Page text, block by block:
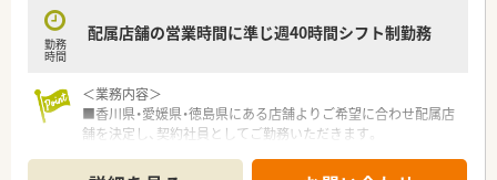
勤務
時間
配属店舗の営業時間に準じ週40時間シフト制勤務
＜業務内容＞
■香川県・愛媛県・徳島県にある店舗よりご希望に合わせ配属店
舗を決定し、契約社員としてご勤務いただきます。
■管理薬剤師としてご勤務いただける方も歓迎です。